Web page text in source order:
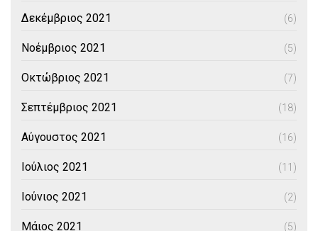
Δεκέμβριος 2021 (6)
Νοέμβριος 2021 (5)
Οκτώβριος 2021 (7)
Σεπτέμβριος 2021 (18)
Αύγουστος 2021 (16)
Ιούλιος 2021 (11)
Ιούνιος 2021 (2)
Μάιος 2021 (5)